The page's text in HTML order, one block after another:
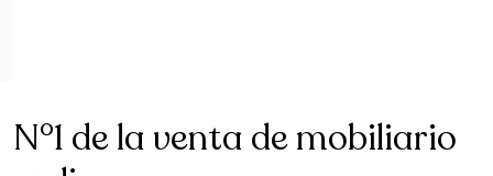
N°1 de la venta de mobiliario